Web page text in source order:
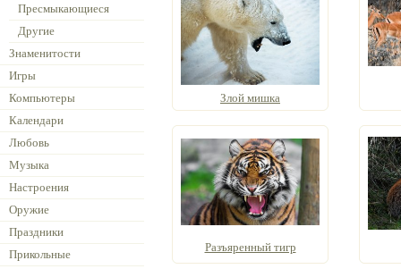
Пресмыкающиеся
Другие
Знаменитости
Игры
Компьютеры
Календари
Любовь
Музыка
Настроения
Оружие
Праздники
Прикольные
Злой мишка
Разъяренный тигр